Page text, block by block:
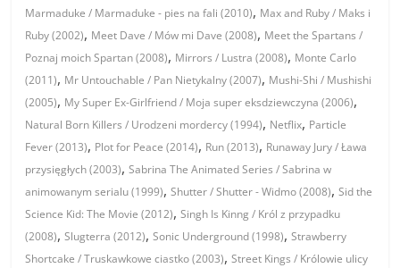
Marmaduke / Marmaduke - pies na fali (2010), Max and Ruby / Maks i
Ruby (2002), Meet Dave / Mów mi Dave (2008), Meet the Spartans /
Poznaj moich Spartan (2008), Mirrors / Lustra (2008), Monte Carlo
(2011), Mr Untouchable / Pan Nietykalny (2007), Mushi-Shi / Mushishi
(2005), My Super Ex-Girlfriend / Moja super eksdziewczyna (2006),
Natural Born Killers / Urodzeni mordercy (1994), Netflix, Particle
Fever (2013), Plot for Peace (2014), Run (2013), Runaway Jury / Ława
przysięgłych (2003),Sabrina The Animated Series / Sabrina w
animowanym serialu (1999),Shutter / Shutter - Widmo (2008),Sid the
Science Kid: The Movie (2012),Singh Is Kinng / Król z przypadku
(2008),Slugterra (2012),Sonic Underground (1998),Strawberry
Shortcake / Truskawkowe ciastko (2003),Street Kings / Królowie ulicy